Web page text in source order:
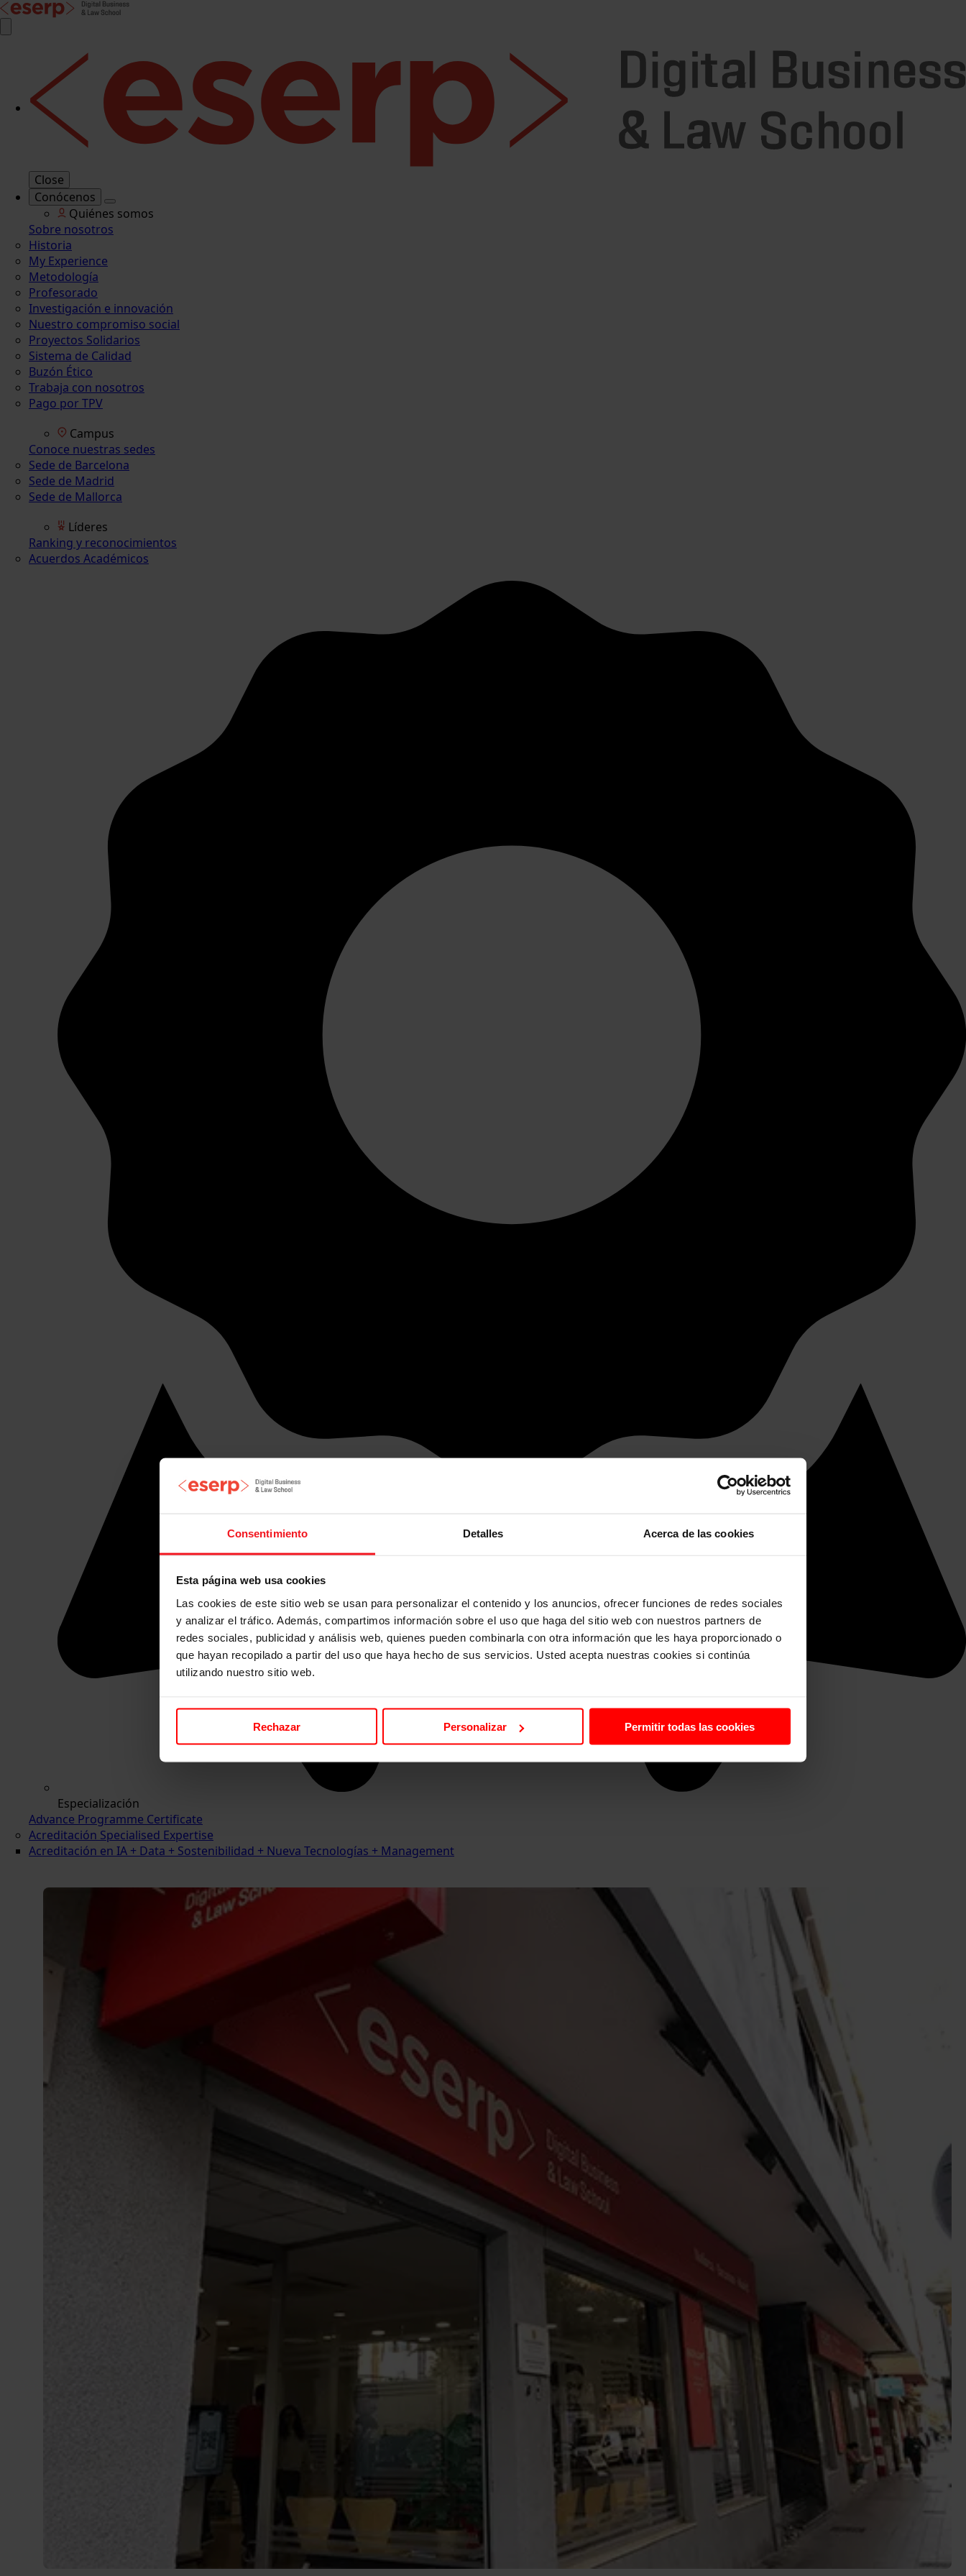
Consentimiento Detalles Acerca de las cookies
Esta página web usa cookies
Las cookies de este sitio web se usan para personalizar el contenido y los anuncios, ofrecer funciones de redes sociales
y analizar el tráfico. Además, compartimos información sobre el uso que haga del sitio web con nuestros partners de
redes sociales, publicidad y análisis web, quienes pueden combinarla con otra información que les haya proporcionado o
que hayan recopilado a partir del uso que haya hecho de sus servicios. Usted acepta nuestras cookies si continúa
utilizando nuestro sitio web.
Rechazar Personalizar Permitir todas las cookies
Close
Conócenos
Quiénes somos
Sobre nosotros
Historia
My Experience
Metodología
Profesorado
Investigación e innovación
Nuestro compromiso social
Proyectos Solidarios
Sistema de Calidad
Buzón Ético
Trabaja con nosotros
Pago por TPV
Campus
Conoce nuestras sedes
Sede de Barcelona
Sede de Madrid
Sede de Mallorca
Líderes
Ranking y reconocimientos
Acuerdos Académicos
Especialización
Advance Programme Certificate
Acreditación Specialised Expertise
Acreditación en IA + Data + Sostenibilidad + Nueva Tecnologías + Management